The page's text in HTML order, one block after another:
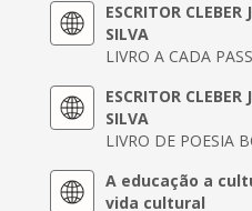
ESCRITOR CLEBER
SILVA
LIVRO A CADA
ESCRITOR CLEBER
SILVA
LIVRO DE POESIA
A educação a
vida cultural